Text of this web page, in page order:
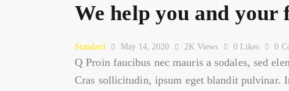
We help you and
Standard May 14, 2020 2K Views 0 Likes 0
Q Proin faucibus nec mauris a sodales, sed
Cras sollicitudin, ipsum eget blandit pulvinar.